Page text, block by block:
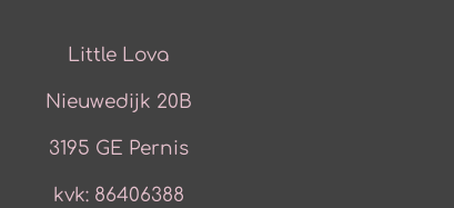
Little Lova
Nieuwedijk 20B
3195 GE Pernis
kvk: 86406388